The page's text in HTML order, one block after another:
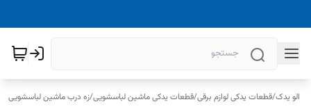
الو یدک/قطعات یدکی لوازم برقی/قطعات یدکی ماشین لباسشویی/زه درب ماشین لباسشویی